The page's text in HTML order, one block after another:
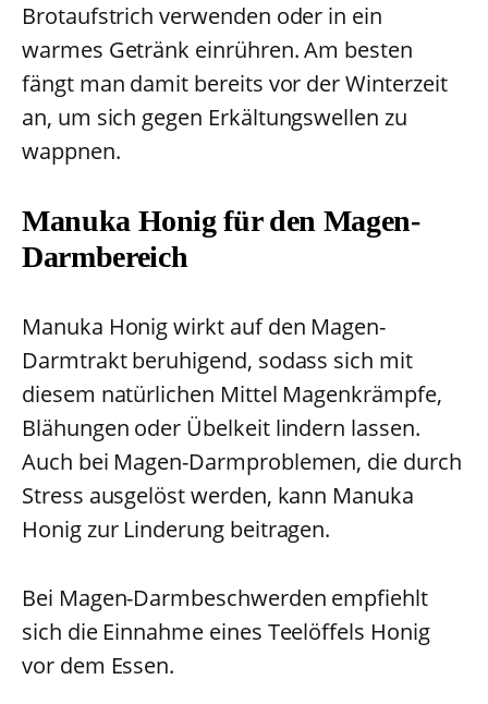
Brotaufstrich verwenden oder in ein
warmes Getränk einrühren. Am besten
fängt man damit bereits vor der Winterzeit
an, um sich gegen Erkältungswellen zu
wappnen.
Manuka Honig für den Magen-
Darmbereich
Manuka Honig wirkt auf den Magen-
Darmtrakt beruhigend, sodass sich mit
diesem natürlichen Mittel Magenkrämpfe,
Blähungen oder Übelkeit lindern lassen.
Auch bei Magen-Darmproblemen, die durch
Stress ausgelöst werden, kann Manuka
Honig zur Linderung beitragen.
Bei Magen-Darmbeschwerden empfiehlt
sich die Einnahme eines Teelöffels Honig
vor dem Essen.